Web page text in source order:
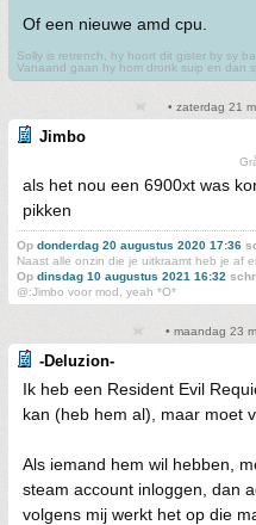
Of een nieuwe amd cpu.
Solly is retrench, hy hoort dit gister by sy
Vanaand gaan hy hom dronk suip en dan
• zaterdag 21
Jimbo
als het nou een 6900xt was
pikken
Op donderdag 20 augustus 2020 17:36
Naast alle onzin die je uitkraamt heb je af
Op dinsdag 10 augustus 2021 16:32
@:Jimbo voor mod, yeah *O*
• maandag 23
-Deluzion-
Ik heb een Resident Evil
kan (heb hem al), maar moet
Als iemand hem wil hebben,
steam account inloggen, dan
volgens mij werkt het op die